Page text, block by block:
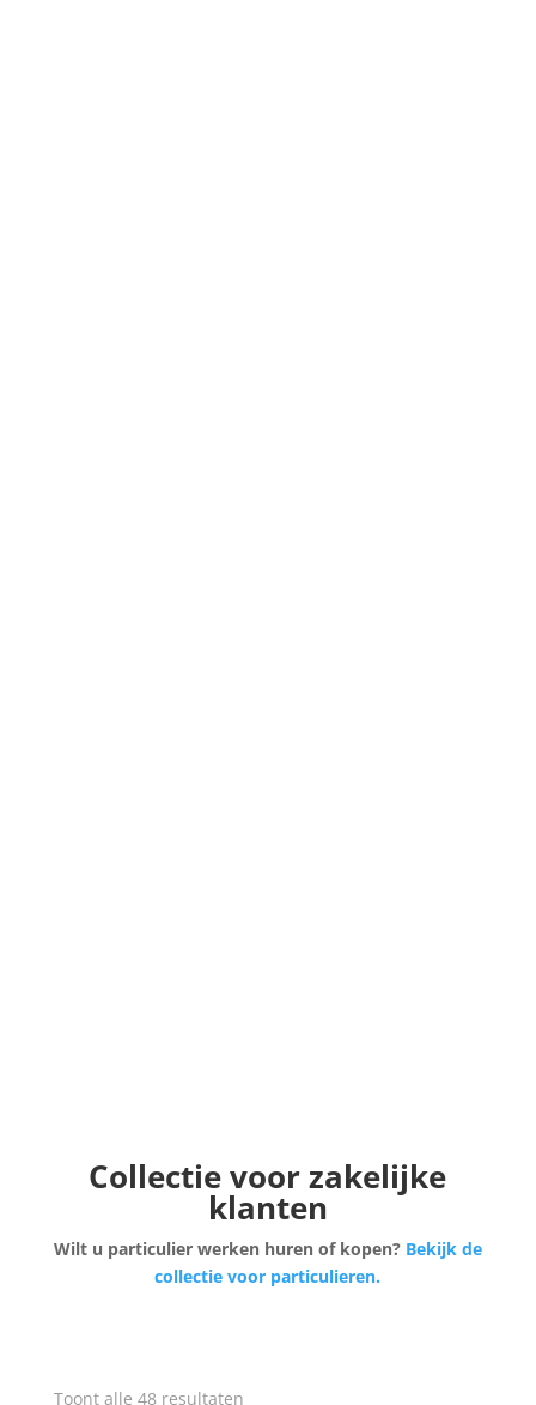
Collectie voor zakelijke
klanten
Wilt u particulier werken huren of kopen? Bekijk de
collectie voor particulieren.
Toont alle 48 resultatenGesorteerd